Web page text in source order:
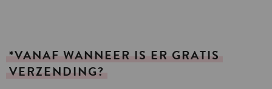
*VANAF WANNEER IS ER GRATIS
VERZENDING?